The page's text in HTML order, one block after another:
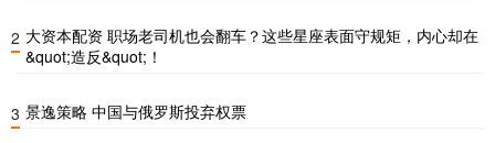
2 大资本配资 职场老司机也会翻车？这些星座表面守规矩，内心却在
&quot;造反&quot;！
3 景逸策略 中国与俄罗斯投弃权票